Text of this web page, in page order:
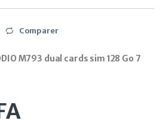
Comparer
M793 dual cards sim 128 Go 7